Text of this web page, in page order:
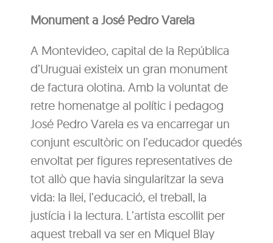
Monument a José Pedro Varela
A Montevideo, capital de la República
d’Uruguai existeix un gran monument
de factura olotina. Amb la voluntat de
retre homenatge al polític i pedagog
José Pedro Varela es va encarregar un
conjunt escultòric on l’educador quedés
envoltat per figures representatives de
tot allò que havia singularitzar la seva
vida: la llei, l’educació, el treball, la
justícia i la lectura. L’artista escollit per
aquest treball va ser en Miquel Blay